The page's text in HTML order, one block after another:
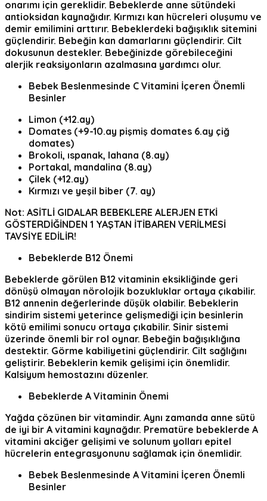
onarımı için gereklidir. Bebeklerde anne sütündeki
antioksidan kaynağıdır. Kırmızı kan hücreleri oluşumu ve
demir emilimini arttırır. Bebeklerdeki bağışıklık sitemini
güçlendirir. Bebeğin kan damarlarını güçlendirir. Cilt
dokusunun destekler. Bebeğinizde görebileceğini
alerjik reaksiyonların azalmasına yardımcı olur.
Bebek Beslenmesinde C Vitamini İçeren Önemli
Besinler
Limon (+12.ay)
Domates (+9-10.ay pişmiş domates 6.ay çiğ
domates)
Brokoli, ıspanak, lahana (8.ay)
Portakal, mandalina (8.ay)
Çilek (+12.ay)
Kırmızı ve yeşil biber (7. ay)
Not: ASİTLİ GIDALAR BEBEKLERE ALERJEN ETKİ
GÖSTERDİĞİNDEN 1 YAŞTAN İTİBAREN VERİLMESİ
TAVSİYE EDİLİR!
Bebeklerde B12 Önemi
Bebeklerde görülen B12 vitaminin eksikliğinde geri
dönüşü olmayan nörolojik bozukluklar ortaya çıkabilir.
B12 annenin değerlerinde düşük olabilir. Bebeklerin
sindirim sistemi yeterince gelişmediği için besinlerin
kötü emilimi sonucu ortaya çıkabilir. Sinir sistemi
üzerinde önemli bir rol oynar. Bebeğin bağışıklığına
destektir. Görme kabiliyetini güçlendirir. Cilt sağlığını
geliştirir. Bebeklerin kemik gelişimi için önemlidir.
Kalsiyum hemostazını düzenler.
Bebeklerde A Vitaminin Önemi
Yağda çözünen bir vitamindir. Aynı zamanda anne sütü
de iyi bir A vitamini kaynağdır. Prematüre bebeklerde A
vitamini akciğer gelişimi ve solunum yolları epitel
hücrelerin entegrasyonunu sağlamak için önemlidir.
Bebek Beslenmesinde A Vitamini İçeren Önemli
Besinler